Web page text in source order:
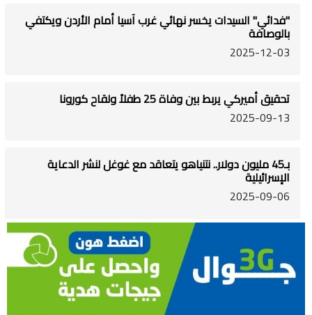
"فدائي" السيدات يخسر نهائي غرب آسيا أمام الأردن ويكتفي
بالوصافة
2025-12-03
تحقيق أميركي يربط بين وفاة 25 طفلاً ولقاح كورونا
2025-09-13
بـ45 مليون دولار.. نتنياهو يتعاقد مع غوغل لنشر الدعاية
الإسرائيلية
2025-09-06